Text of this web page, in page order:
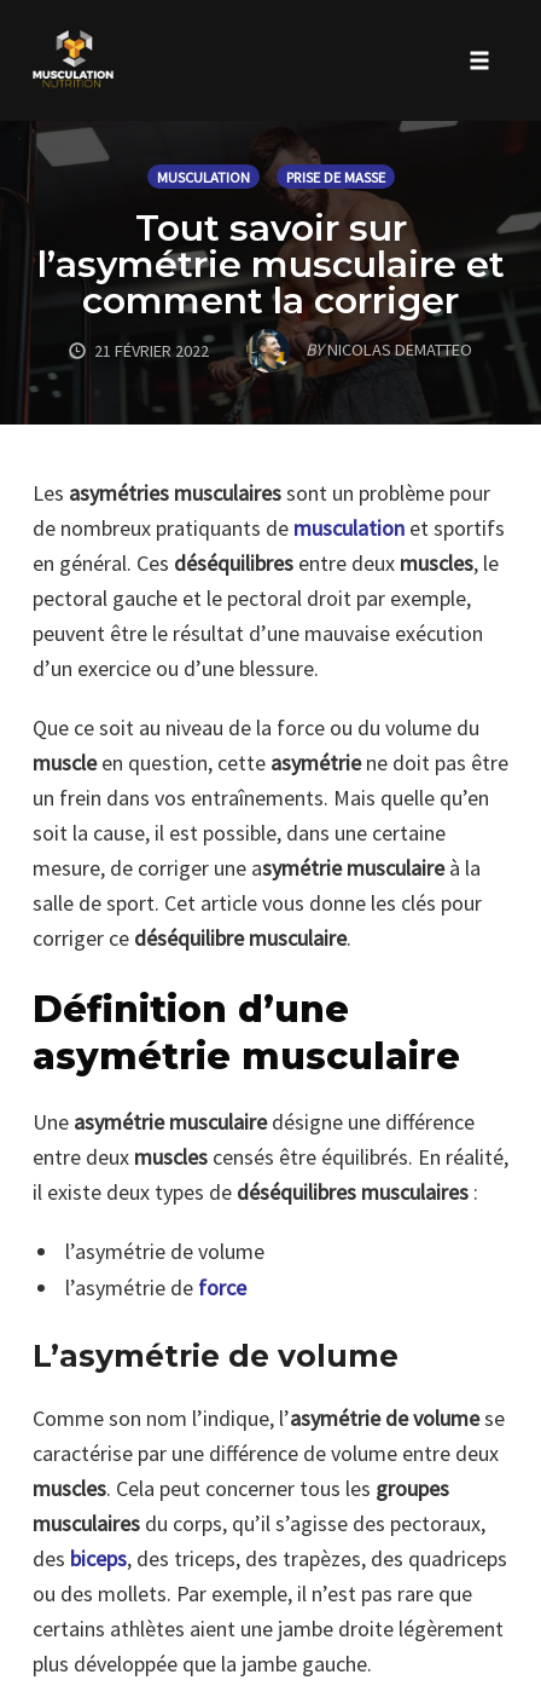
Skip
content
MUSCULATION PRISE DE MASSE
Tout savoir sur
l’asymétrie musculaire et
comment la corriger
21 FÉVRIER 2022 BYNICOLAS DEMATTEO
Les asymétries musculairessont un problème pour
de nombreux pratiquants de musculation et sportifs
en général. Ces déséquilibres entre deux muscles, le
pectoral gauche et le pectoral droit par exemple,
peuvent être le résultat d’une mauvaise exécution
d’un exercice ou d’une blessure.
Que ce soit au niveau de la force ou du volume du
muscleen question, cette asymétriene doit pas être
un frein dans vos entraînements. Mais quelle qu’en
soit la cause, il est possible, dans une certaine
mesure, de corriger une asymétrie musculaireà la
salle de sport. Cet article vous donne les clés pour
corriger ce déséquilibre musculaire.
Définition d’une
asymétrie musculaire
Une asymétrie musculairedésigne une différence
entre deux muscles censés être équilibrés. En réalité,
il existe deux types de déséquilibres musculaires :
l’asymétrie de volume
l’asymétrie de force
L’asymétrie de volume
Comme son nom l’indique, l’asymétrie de volumese
caractérise par une différence de volume entre deux
muscles. Cela peut concerner tous les groupes
musculaires du corps, qu’il s’agisse des pectoraux,
des biceps, des triceps, des trapèzes, des quadriceps
ou des mollets. Par exemple, il n’est pas rare que
certains athlètes aient une jambe droite légèrement
plus développée que la jambe gauche.